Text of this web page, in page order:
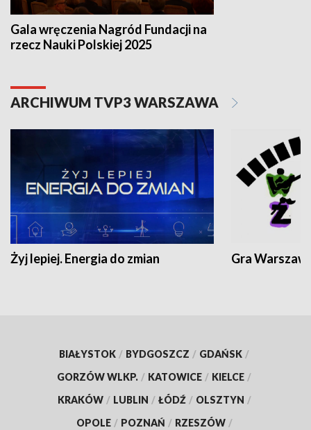
Gala wręczenia Nagród Fundacji na
rzecz Nauki Polskiej 2025
ARCHIWUM TVP3 WARSZAWA
Żyj lepiej. Energia do zmian Gra
BIAŁYSTOK / BYDGOSZCZ / GDAŃSK /
GORZÓW WLKP. / KATOWICE / KIELCE /
KRAKÓW / LUBLIN / ŁÓDŹ / OLSZTYN /
OPOLE / POZNAŃ / RZESZÓW /